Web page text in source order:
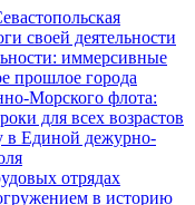
своей деятельности
иммерсивные
прошлое города
Морского флота:
для всех возрастов
в Единой дежурно-
отрядах
в историю